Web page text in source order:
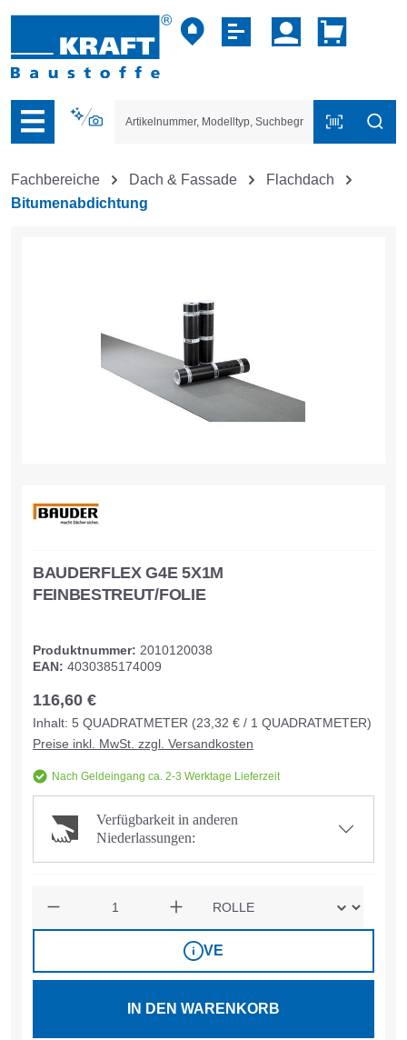
der B2B-Plattform springen
Fachbereiche Dach & Fassade
Flachdach
Bitumenabdichtung
BAUDERFLEX G4E 5X1M
FEINBESTREUT/FOLIE
Produktnummer: 2010120038
EAN: 4030385174009
116,60 €
Inhalt: 5 QUADRATMETER (23,32 € / 1 QUADRATMETER)
Preise inkl. MwSt. zzgl. Versandkosten
Nach Geldeingang ca. 2-3 Werktage Lieferzeit
Verfügbarkeit in anderen
Niederlassungen:
VE
IN DEN WARENKORB